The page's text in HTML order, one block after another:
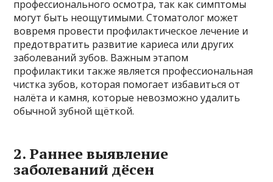
профессионального осмотра, так как симптомы
могут быть неощутимыми. Стоматолог может
вовремя провести профилактическое лечение и
предотвратить развитие кариеса или других
заболеваний зубов. Важным этапом
профилактики также является профессиональная
чистка зубов, которая помогает избавиться от
налёта и камня, которые невозможно удалить
обычной зубной щёткой.
2. Раннее выявление
заболеваний дёсен